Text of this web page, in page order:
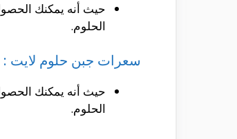
الحلوم.
سعرات جبن حلوم لايت :
الحلوم.